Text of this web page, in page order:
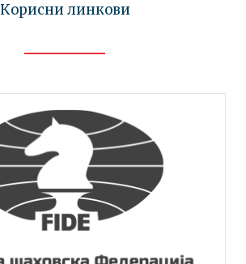
Корисни линкови